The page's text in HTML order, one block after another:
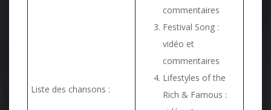
Liste des chansons :
commentaires
Festival Song :
vidéo et
commentaires
Lifestyles of the
Rich & Famous :